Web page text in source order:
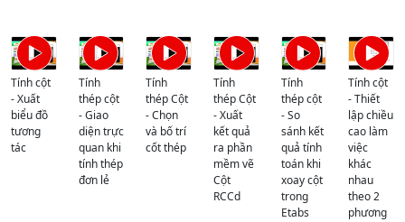
Tính cột
- Xuất
biểu đồ
tương
tác
Tính
thép cột
- Giao
diện trực
quan khi
tính thép
đơn lẻ
Tính
thép Cột
- Chọn
và bố trí
cốt thép
Tính
thép Cột
- Xuất
kết quả
ra phần
mềm vẽ
Cột
RCCd
Tính
thép cột
- So
sánh kết
quả tính
toán khi
xoay cột
trong
Etabs
Tính cột
- Thiết
lập chiều
cao làm
việc
khác
nhau
theo 2
phương